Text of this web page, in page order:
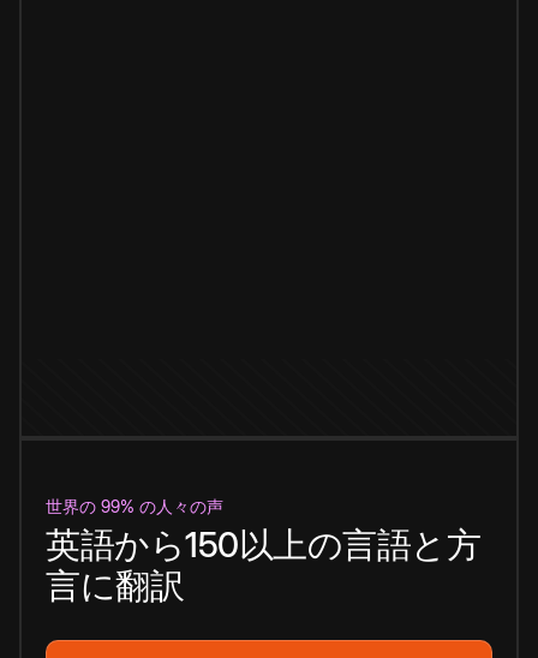
世界の 99% の人々の声
英語から150以上の言語と方
言に翻訳